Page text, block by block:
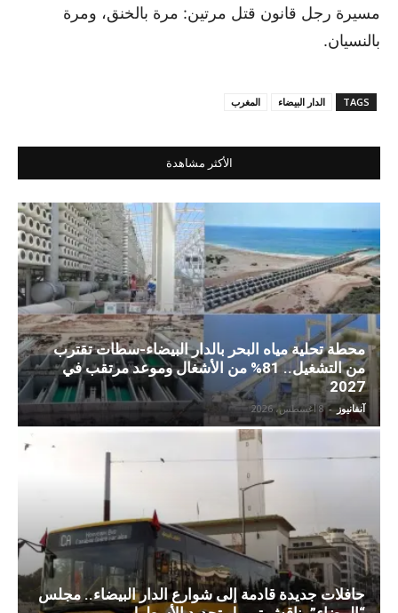
مسيرة رجل قانون قتل مرتين: مرة بالخنق، ومرة
بالنسيان.
TAGS الدار البيضاء المغرب
الأكثر مشاهدة
محطة تحلية مياه البحر بالدار البيضاء-سطات تقترب
من التشغيل.. 81% من الأشغال وموعد مرتقب في
2027
آنفانيوز - 8 أغسطس، 2026
حافلات جديدة قادمة إلى شوارع الدار البيضاء.. مجلس